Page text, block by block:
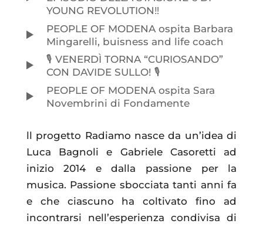
YOUNG REVOLUTION‼️
PEOPLE OF MODENA ospita Barbara
Mingarelli, buisness and life coach
🎙️ VENERDÌ TORNA “CURIOSANDO”
CON DAVIDE SULLO! 🎙️
PEOPLE OF MODENA ospita Sara
Novembrini di Fondamente
ll progetto Radiamo nasce da un’idea di
Luca Bagnoli e Gabriele Casoretti ad
inizio 2014 e dalla passione per la
musica. Passione sbocciata tanti anni fa
e che ciascuno ha coltivato fino ad
incontrarsi nell’esperienza condivisa di